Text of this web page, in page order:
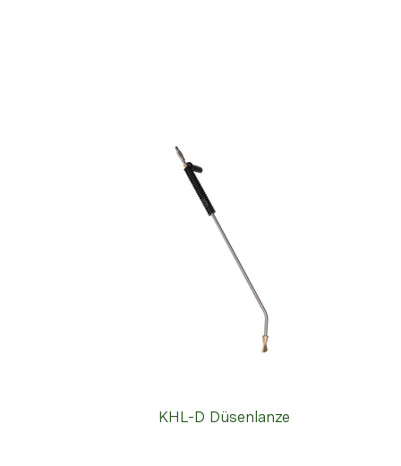
KHL-D Düsenlanze